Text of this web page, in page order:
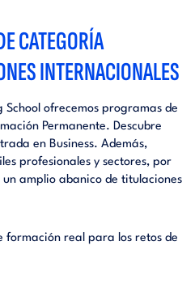
CATEGORÍA
INTERNACIONALES
School ofrecemos programas de
Permanente. Descubre
en Business. Además,
profesionales y sectores, por
amplio abanico de titulaciones
formación real para los retos de